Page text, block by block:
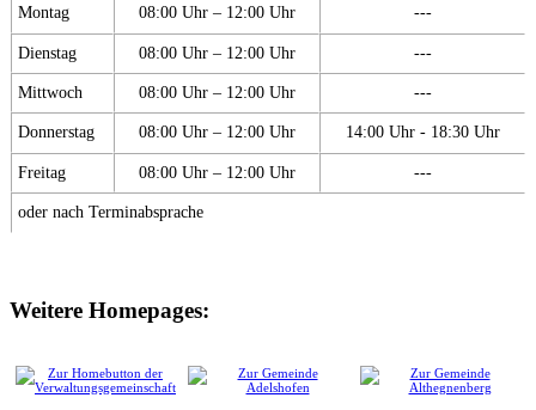
Montag 08:00 Uhr – 12:00 Uhr ---
Dienstag 08:00 Uhr – 12:00 Uhr ---
Mittwoch 08:00 Uhr – 12:00 Uhr ---
Donnerstag 08:00 Uhr – 12:00 Uhr 14:00 Uhr - 18:30 Uhr
Freitag 08:00 Uhr – 12:00 Uhr ---
oder nach Terminabsprache
Weitere Homepages: